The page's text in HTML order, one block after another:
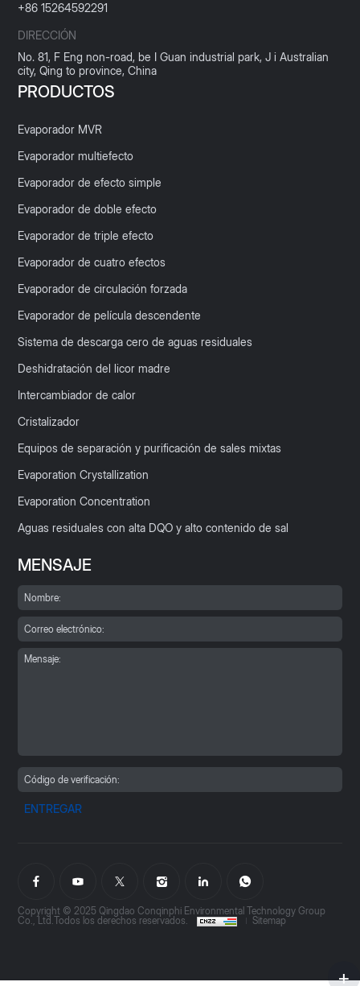
+86 15264592291
DIRECCIÓN
No. 81, F Eng non-road, be I Guan industrial park, J i Australian
city, Qing to province, China
PRODUCTOS
Evaporador MVR
Evaporador multiefecto
Evaporador de efecto simple
Evaporador de doble efecto
Evaporador de triple efecto
Evaporador de cuatro efectos
Evaporador de circulación forzada
Evaporador de película descendente
Sistema de descarga cero de aguas residuales
Deshidratación del licor madre
Intercambiador de calor
Cristalizador
Equipos de separación y purificación de sales mixtas
Evaporation Crystallization
Evaporation Concentration
Aguas residuales con alta DQO y alto contenido de sal
MENSAJE
ENTREGAR
Copyright © 2025 Qingdao Conqinphi Environmental Technology Group
Co., Ltd.Todos los derechos reservados.
Sitemap